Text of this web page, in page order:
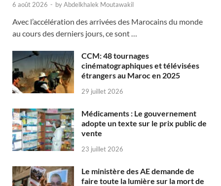
6 août 2026 - byAbdelkhalek Moutawakil
Avec l’accélération des arrivées des Marocains du monde
au cours des derniers jours, ce sont …
CCM: 48 tournages
cinématographiques et télévisées
étrangers au Maroc en 2025
29 juillet 2026
Médicaments : Le gouvernement
adopte un texte sur le prix public de
vente
23 juillet 2026
Le ministère des AE demande de
faire toute la lumière sur la mort de